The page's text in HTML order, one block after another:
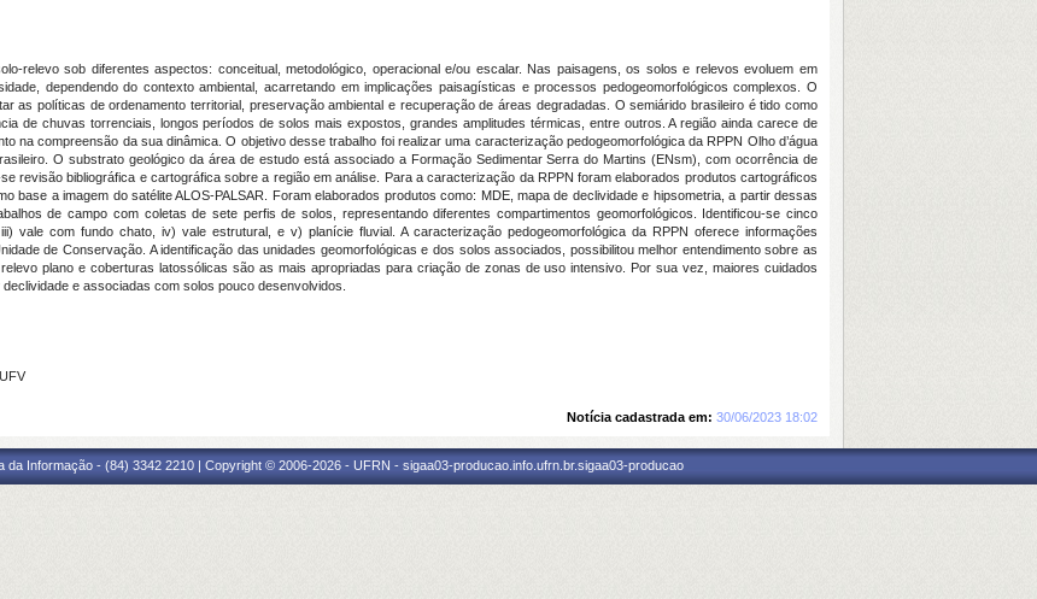
relevo sob diferentes aspectos: conceitual, metodológico, operacional e/ou escalar. Nas paisagens, os solos e relevos evoluem em
dependendo do contexto ambiental, acarretando em implicações paisagísticas e processos pedogeomorfológicos complexos. O
as políticas de ordenamento territorial, preservação ambiental e recuperação de áreas degradadas. O semiárido brasileiro é tido como
de chuvas torrenciais, longos períodos de solos mais expostos, grandes amplitudes térmicas, entre outros. A região ainda carece de
na compreensão da sua dinâmica. O objetivo desse trabalho foi realizar uma caracterização pedogeomorfológica da RPPN Olho d’água
O substrato geológico da área de estudo está associado a Formação Sedimentar Serra do Martins (ENsm), com ocorrência de
revisão bibliográfica e cartográfica sobre a região em análise. Para a caracterização da RPPN foram elaborados produtos cartográficos
base a imagem do satélite ALOS-PALSAR. Foram elaborados produtos como: MDE, mapa de declividade e hipsometria, a partir dessas
de campo com coletas de sete perfis de solos, representando diferentes compartimentos geomorfológicos. Identificou-se cinco
vale com fundo chato, iv) vale estrutural, e v) planície fluvial. A caracterização pedogeomorfológica da RPPN oferece informações
de Conservação. A identificação das unidades geomorfológicas e dos solos associados, possibilitou melhor entendimento sobre as
plano e coberturas latossólicas são as mais apropriadas para criação de zonas de uso intensivo. Por sua vez, maiores cuidados
e associadas com solos pouco desenvolvidos.
Notícia cadastrada em: 30/06/2023 18:02
da Informação - (84) 3342 2210 | Copyright © 2006-2026 - UFRN - sigaa03-producao.info.ufrn.br.sigaa03-producao